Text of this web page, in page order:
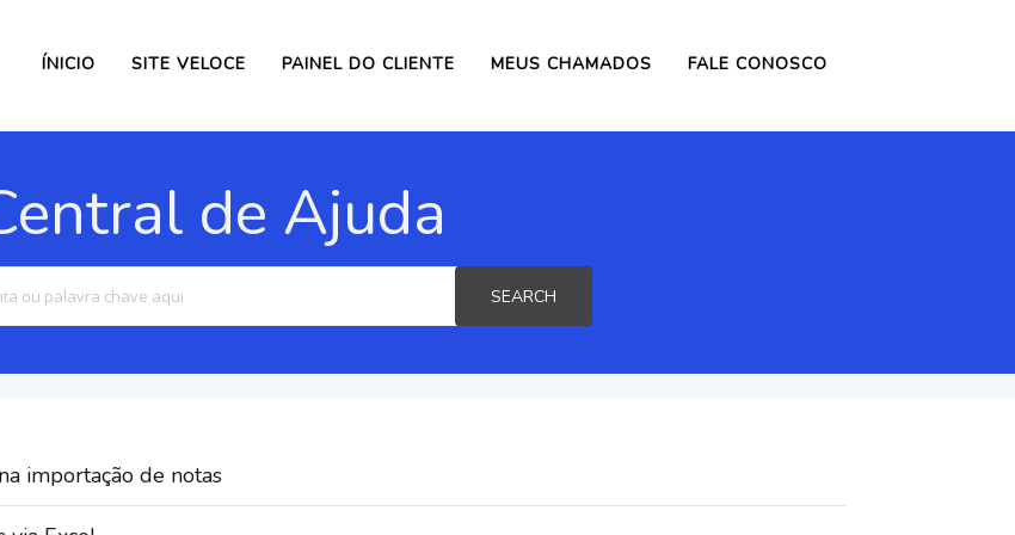
ÍNICIO SITE VELOCE PAINEL DO CLIENTE MEUS CHAMADOS FALE CONOSCO
de Ajuda
SEARCH
importação de notas